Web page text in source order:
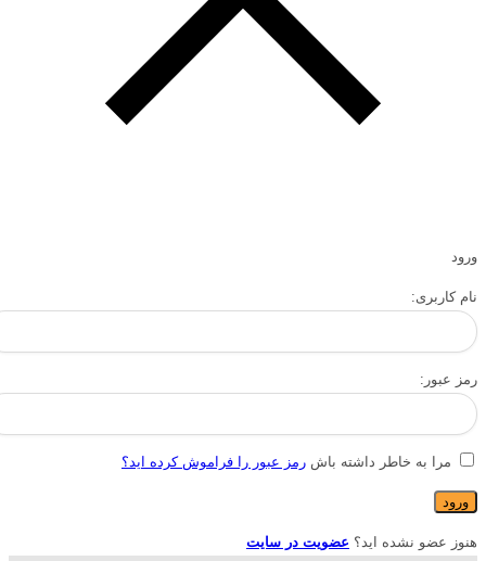
ورود
نام کاربری:
رمز عبور:
مرا به خاطر داشته باش رمز عبور را فراموش کرده اید؟
هنوز عضو نشده اید؟ عضویت در سایت